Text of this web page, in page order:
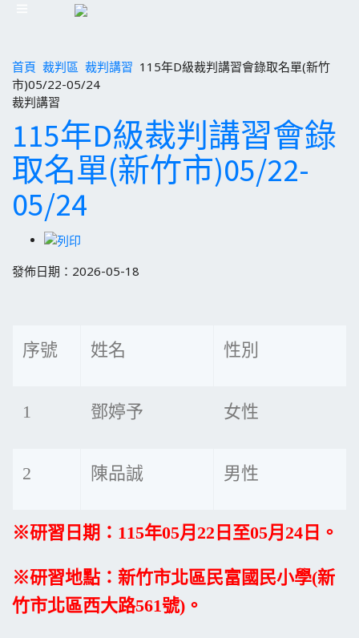
首頁 裁判區 裁判講習 115年D級裁判講習會錄取名單(新竹
市)05/22-05/24
裁判講習
115年D級裁判講習會錄
取名單(新竹市)05/22-
05/24
發佈日期：2026-05-18
序號 姓名 性別
1 鄧婷予 女性
2 陳品誠 男性
※研習日期：115年05月22日至05月24日。
※研習地點：新竹市北區民富國民小學(新
竹市北區西大路561號)。